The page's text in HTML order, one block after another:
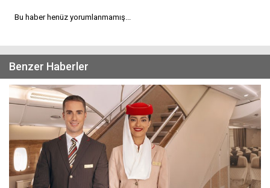
Bu haber henüz yorumlanmamış...
Benzer Haberler